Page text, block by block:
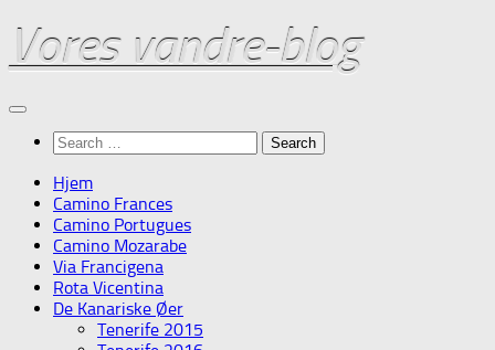
Skip
content
Vores vandre-blog
Search
for:
Hjem
Camino Frances
Camino Portugues
Camino Mozarabe
Via Francigena
Rota Vicentina
De Kanariske Øer
Tenerife 2015